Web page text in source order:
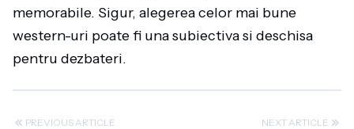
memorabile. Sigur, alegerea celor mai bune
western-uri poate fi una subiectiva si deschisa
pentru dezbateri.
PREVIOUS ARTICLE NEXT ARTICLE